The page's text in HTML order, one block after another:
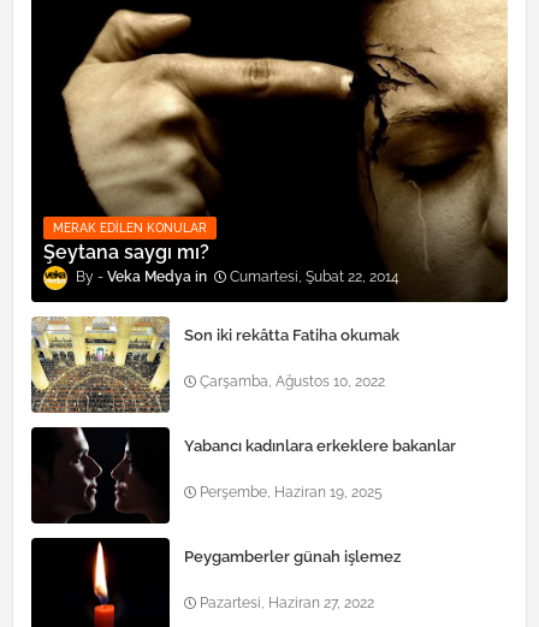
MERAK EDILEN KONULAR
Şeytana saygı mı?
Veka Medya Cumartesi, Şubat 22, 2014
Son iki rekâtta Fatiha okumak
Çarşamba, Ağustos 10, 2022
Yabancı kadınlara erkeklere bakanlar
Perşembe, Haziran 19, 2025
Peygamberler günah işlemez
Pazartesi, Haziran 27, 2022